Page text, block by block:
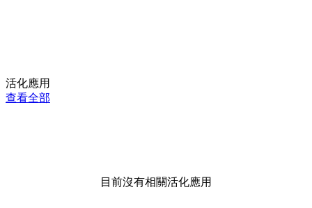
活化應用
查看全部
目前沒有相關活化應用